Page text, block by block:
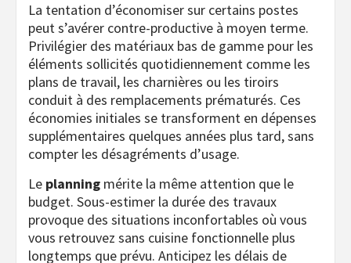
La tentation d’économiser sur certains postes
peut s’avérer contre-productive à moyen terme.
Privilégier des matériaux bas de gamme pour les
éléments sollicités quotidiennement comme les
plans de travail, les charnières ou les tiroirs
conduit à des remplacements prématurés. Ces
économies initiales se transforment en dépenses
supplémentaires quelques années plus tard, sans
compter les désagréments d’usage.
Le planning mérite la même attention que le
budget. Sous-estimer la durée des travaux
provoque des situations inconfortables où vous
vous retrouvez sans cuisine fonctionnelle plus
longtemps que prévu. Anticipez les délais de